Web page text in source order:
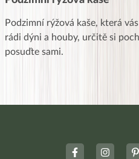
Podzimní rýžová kaše, která
rádi dýni a houby, určitě si
posuďte sami.